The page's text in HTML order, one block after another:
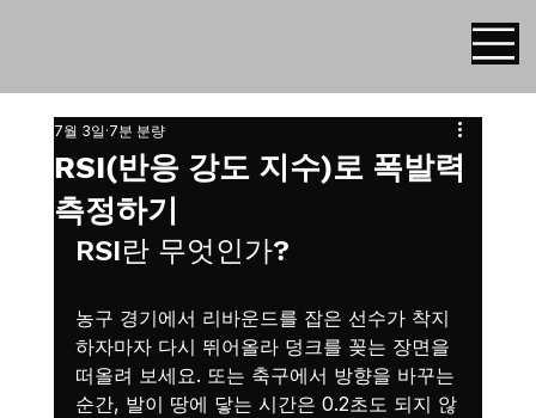
RSI(반응 강도 지수)로 폭발력
측정하기
7월 3일 7분 분량
RSI란 무엇인가?
농구 경기에서 리바운드를 잡은 선수가 착지
하자마자 다시 뛰어올라 덩크를 꽂는 장면을
떠올려 보세요. 또는 축구에서 방향을 바꾸는
순간, 발이 땅에 닿는 시간은 0.2초도 되지 않